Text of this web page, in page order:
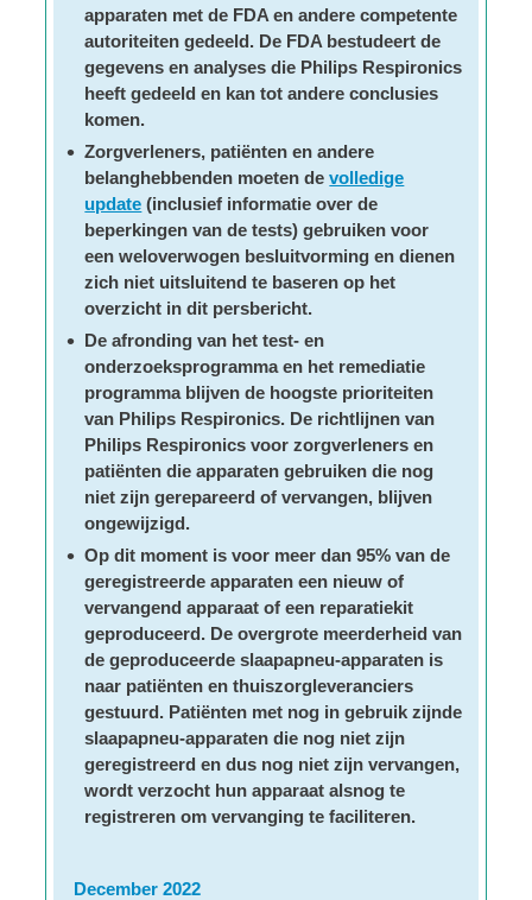
apparaten met de FDA en andere competente
autoriteiten gedeeld. De FDA bestudeert de
gegevens en analyses die Philips Respironics
heeft gedeeld en kan tot andere conclusies
komen.
Zorgverleners, patiënten en andere
belanghebbenden moeten devolledige
update (inclusief informatie over de
beperkingen van de tests) gebruiken voor
een weloverwogen besluitvorming en dienen
zich niet uitsluitend te baseren op het
overzicht in dit persbericht.
De afronding van het test- en
onderzoeksprogramma en het remediatie
programma blijven de hoogste prioriteiten
van Philips Respironics. De richtlijnen van
Philips Respironics voor zorgverleners en
patiënten die apparaten gebruiken die nog
niet zijn gerepareerd of vervangen, blijven
ongewijzigd.
Op dit moment is voor meer dan 95% van de
geregistreerde apparaten een nieuw of
vervangend apparaat of een reparatiekit
geproduceerd. De overgrote meerderheid van
de geproduceerde slaapapneu-apparaten is
naar patiënten en thuiszorgleveranciers
gestuurd. Patiënten met nog in gebruik zijnde
slaapapneu-apparaten die nog niet zijn
geregistreerd en dus nog niet zijn vervangen,
wordt verzocht hun apparaat alsnog te
registreren om vervanging te faciliteren.
December 2022